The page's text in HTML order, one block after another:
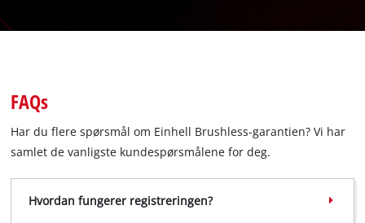
FAQs
Har du flere spørsmål om Einhell Brushless-garantien? Vi har
samlet de vanligste kundespørsmålene for deg.
Hvordan fungerer registreringen?